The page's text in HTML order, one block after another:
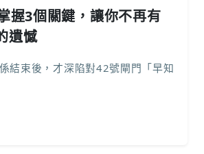
握3個關鍵，讓你不再有
遺憾
結束後，才深陷對42號閘門「早知